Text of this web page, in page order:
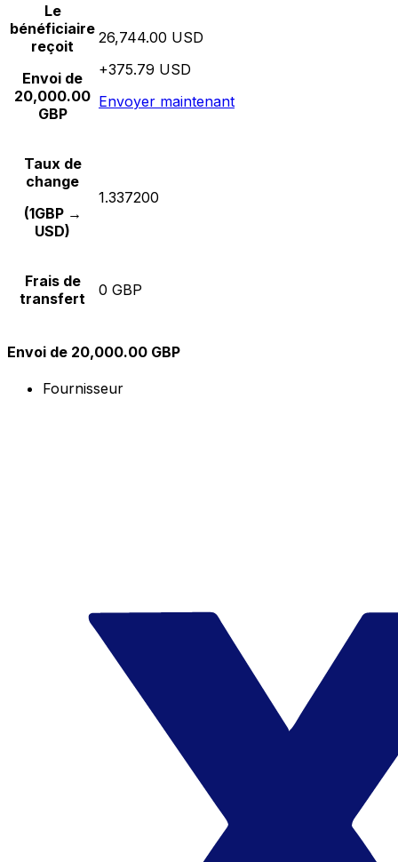
Le
bénéficiaire
reçoit
Envoi de
20,000.00
GBP
26,744.00 USD
+375.79 USD
Envoyer maintenant
Taux de
change
(1GBP →
USD)
1.337200
Frais de
transfert
0 GBP
Envoi de 20,000.00 GBP
Fournisseur